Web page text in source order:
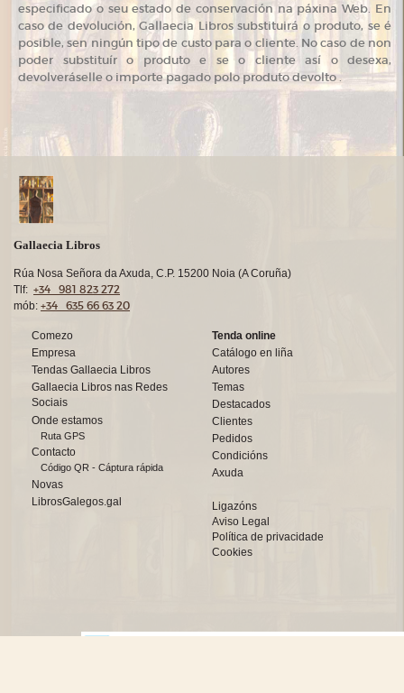
especificado o seu estado de conservación na páxina Web. En
caso de devolución, Gallaecia Libros substituirá o produto, se é
posible, sen ningún tipo de custo para o cliente. No caso de non
poder substituír o produto e se o cliente así o desexa,
devolveráselle o importe pagado polo produto devolto .
Gallaecia Libros
Rúa Nosa Señora da Axuda, C.P. 15200 Noia (A Coruña)
Tlf: +34 981 823 272
mób: +34 635 66 63 20
Comezo
Empresa
Tendas Gallaecia Libros
Gallaecia Libros nas Redes
Sociais
Onde estamos
Ruta GPS
Contacto
Código QR - Cáptura rápida
Novas
LibrosGalegos.gal
Tenda online
Catálogo en liña
Autores
Temas
Destacados
Clientes
Pedidos
Condicións
Axuda
Ligazóns
Aviso Legal
Política de privacidade
Cookies